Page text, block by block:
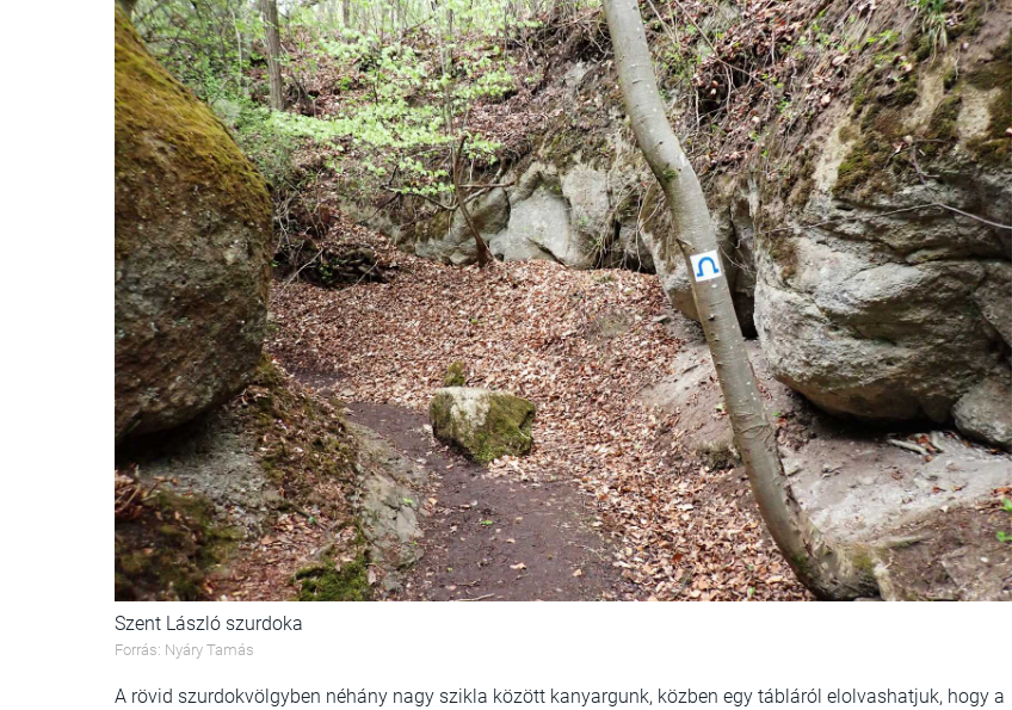
Szent László szurdoka
Forrás: Nyáry Tamás
A rövid szurdokvölgyben néhány nagy szikla között kanyargunk, közben egy tábláról elolvashatjuk, hogy a